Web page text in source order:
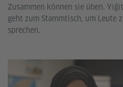
Zusammen können sie üben.
geht zum Stammtisch, um Leute
sprechen.